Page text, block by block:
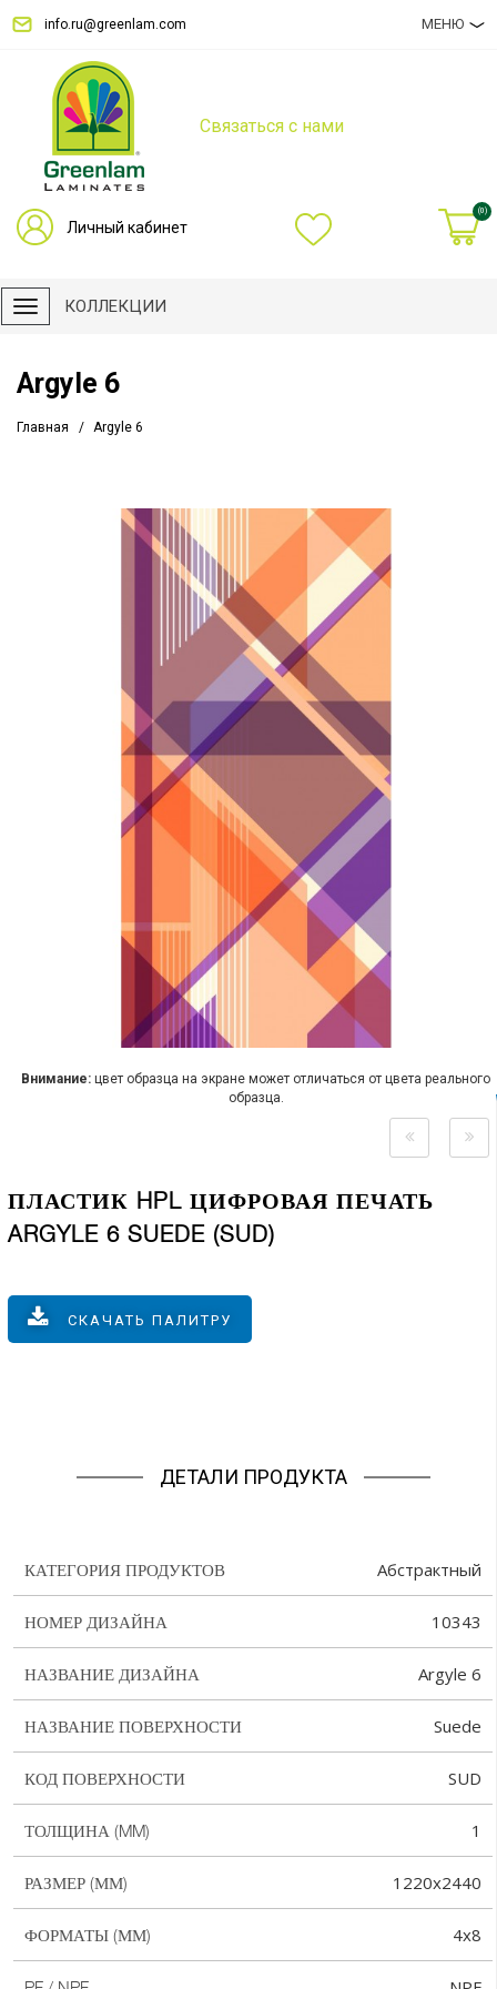
info.ru@greenlam.com МЕНЮ
Связаться с нами
Личный кабинет
(0)
КОЛЛЕКЦИИ
Argyle 6
Главная Argyle 6
Внимание: цвет образца на экране может отличаться от цвета реального
образца.
ПЛАСТИК HPL ЦИФРОВАЯ ПЕЧАТЬ
ARGYLE 6 SUEDE (SUD)
СКАЧАТЬ ПАЛИТРУ
ДЕТАЛИ ПРОДУКТА
КАТЕГОРИЯ ПРОДУКТОВ Абстрактный
НОМЕР ДИЗАЙНА 10343
НАЗВАНИЕ ДИЗАЙНА Argyle 6
НАЗВАНИЕ ПОВЕРХНОСТИ Suede
КОД ПОВЕРХНОСТИ SUD
ТОЛЩИНА (MM) 1
РАЗМЕР (ММ) 1220x2440
ФОРМАТЫ (ММ) 4x8